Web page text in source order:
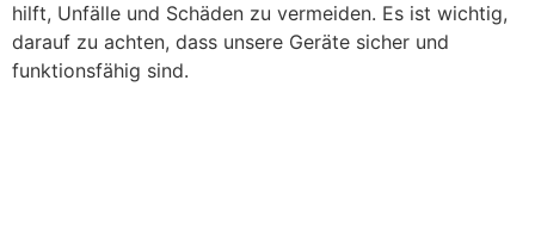
hilft, Unfälle und Schäden zu vermeiden. Es ist wichtig,
darauf zu achten, dass unsere Geräte sicher und
funktionsfähig sind.